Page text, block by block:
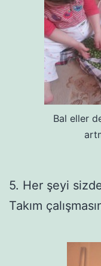
Bal eller
5. Her şeyi
Takım